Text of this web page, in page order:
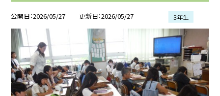
公開日 2026/05/27 更新日 2026/05/27 ３年生